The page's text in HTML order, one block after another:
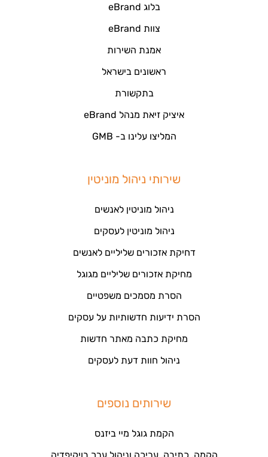
בלוג eBrand
צוות eBrand
אמנת השירות
ראשונים בישראל
בתקשורת
איציק זיאת מנהל eBrand
המליצו עלינו ב- GMB
שירותי ניהול מוניטין
ניהול מוניטין לאנשים
ניהול מוניטין לעסקים
דחיקת אזכורים שליליים לאנשים
מחיקת אזכורים שליליים מגוגל
הסרת מסמכים משפטיים
הסרת ידיעות חדשותיות על עסקים
מחיקת כתבה מאתר חדשות
ניהול חוות דעת לעסקים
שירותים נוספים
הקמת גוגל מיי ביזנס